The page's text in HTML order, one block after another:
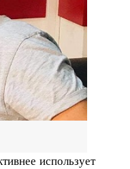
использует